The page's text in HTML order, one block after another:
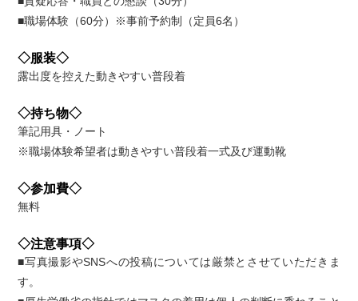
■職場体験（60分）※事前予約制（定員6名）
◇服装◇
露出度を控えた動きやすい普段着
◇持ち物◇
筆記用具・ノート
※職場体験希望者は動きやすい普段着一式及び運動靴
◇参加費◇
無料
◇注意事項◇
■写真撮影やSNSへの投稿については厳禁とさせていただきま
す。